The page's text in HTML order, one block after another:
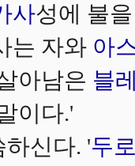
사성에 불
는 자와 아
아남은 블
이다.'
신다. '두